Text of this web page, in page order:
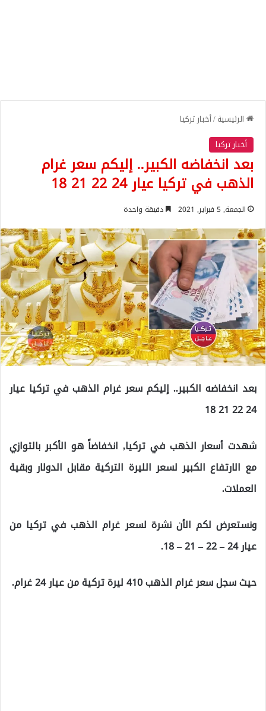
الرئيسية/أخبار تركيا
أخبار تركيا
بعد انخفاضه الكبير.. إليكم سعر غرام
الذهب في تركيا عيار 24 22 21 18
الجمعة, 5 فبراير, 2021 دقيقة واحدة
بعد انخفاضه الكبير.. إليكم سعر غرام الذهب في تركيا عيار
24 22 21 18
شهدت أسعار الذهب في تركيا, انخفاضاً هو الأكبر بالتوازي
مع الارتفاع الكبير لسعر الليرة التركية مقابل الدولار وبقية
العملات.
ونستعرض لكم الأن نشرة لسعر غرام الذهب في تركيا من
عيار 24 – 22 – 21 – 18.
حيث سجل سعر غرام الذهب 410 ليرة تركية من عيار 24 غرام.